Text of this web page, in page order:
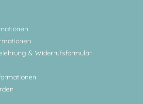
& Widerrufsformular